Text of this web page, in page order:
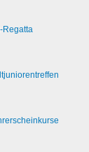
Regatta